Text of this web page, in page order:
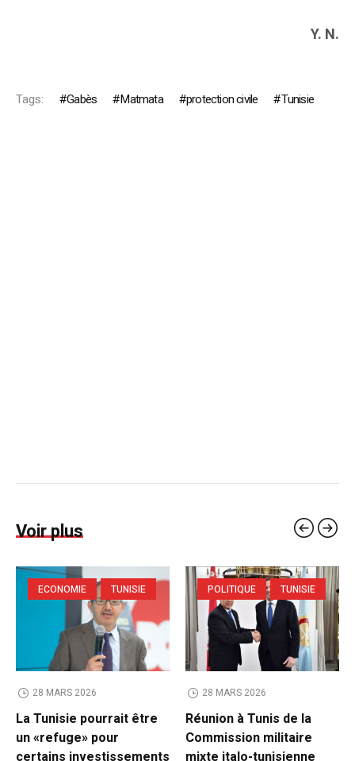
Y. N.
Tags: Gabès Matmata protection civile Tunisie
Voir plus
ECONOMIE TUNISIE
28 MARS 2026
La Tunisie pourrait être
un «refuge» pour
POLITIQUE TUNISIE
28 MARS 2026
Réunion à Tunis de la
Commission militaire